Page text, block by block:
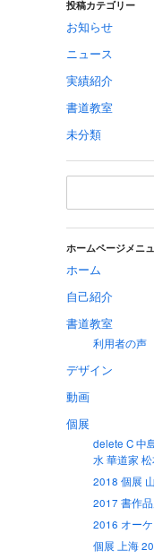
投稿カテゴリー
お知らせ
ニュース
実績紹介
書道教室
未分類
ホームページメニ
ホーム
自己紹介
書道教室
利用者の声
デザイン
動画
個展
delete C 中
水 華道家
2018 個展
2017 書作
2016 オー
個展 上海